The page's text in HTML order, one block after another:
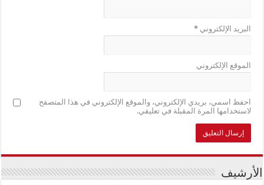
البريد الإلكتروني*
الموقع الإلكتروني
احفظ اسمي، بريدي الإلكتروني، والموقع الإلكتروني في هذا المتصفح
لاستخدامها المرة المقبلة في تعليقي.
الأرشيف